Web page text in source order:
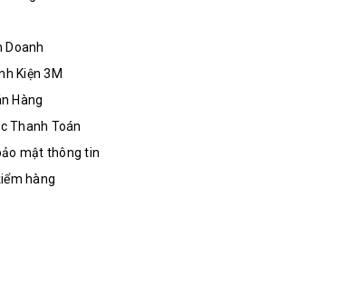
Doanh
Kiện 3M
Hàng
Thanh Toán
mật thông tin
hàng